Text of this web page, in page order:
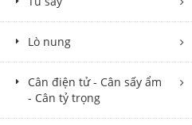
Lò nung
Cân điện tử - Cân sấy ẩm
- Cân tỷ trọng